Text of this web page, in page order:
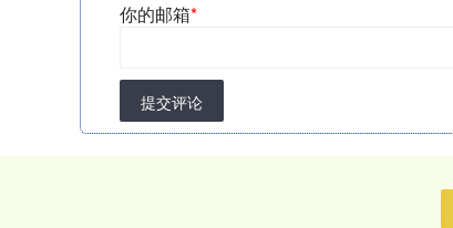
你的邮箱*
提交评论